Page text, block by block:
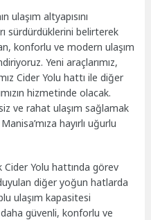
ulaşım altyapısını
sürdürdüklerini belirterek
konforlu ve modern ulaşım
Yeni araçlarımız,
Cider Yolu hattı ile diğer
hizmetinde olacak.
ve rahat ulaşım sağlamak
hayırlı uğurlu
Cider Yolu hattında görev
diğer yoğun hatlarda
ulaşım kapasitesi
güvenli, konforlu ve